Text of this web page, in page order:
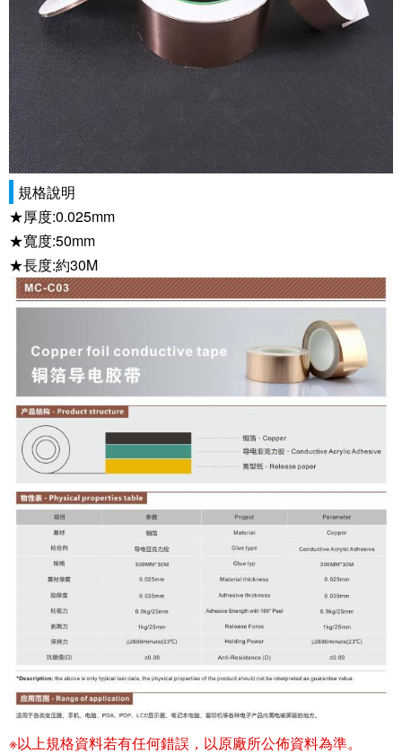
規格說明
★厚度:0.025mm
★寬度:50mm
★長度:約30M
※以上規格資料若有任何錯誤，以原廠所公佈資料為準。